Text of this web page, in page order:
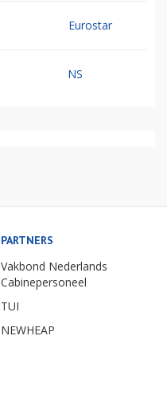
Eurostar
NS
PARTNERS
Vakbond Nederlands
Cabinepersoneel
TUI
NEWHEAP